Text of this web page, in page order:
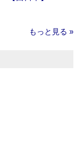
もっと見る »